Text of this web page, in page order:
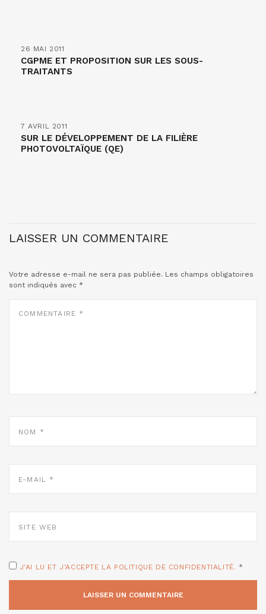
26 MAI 2011
CGPME ET PROPOSITION SUR LES SOUS-
TRAITANTS
7 AVRIL 2011
SUR LE DÉVELOPPEMENT DE LA FILIÈRE
PHOTOVOLTAÏQUE (QE)
LAISSER UN COMMENTAIRE
Votre adresse e-mail ne sera pas publiée. Les champs obligatoires
sont indiqués avec *
MAIL
WEB
J'AI LU ET J'ACCEPTE LA POLITIQUE DE CONFIDENTIALITÉ. *